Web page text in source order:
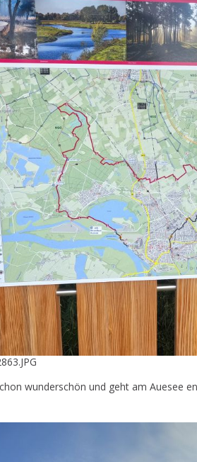
wunderschön und geht am Auesee